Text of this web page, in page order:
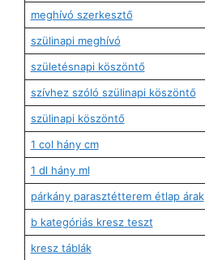
meghívó szerkesztő
szülinapi meghívó
születésnapi köszöntő
szívhez szóló szülinapi köszöntő
szülinapi köszöntő
1 col hány cm
1 dl hány ml
párkány parasztétterem étlap árak
b kategóriás kresz teszt
kresz táblák